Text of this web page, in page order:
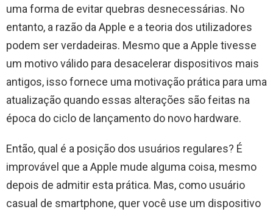
uma forma de evitar quebras desnecessárias. No
entanto, a razão da Apple e a teoria dos utilizadores
podem ser verdadeiras. Mesmo que a Apple tivesse
um motivo válido para desacelerar dispositivos mais
antigos, isso fornece uma motivação prática para uma
atualização quando essas alterações são feitas na
época do ciclo de lançamento do novo hardware.
Então, qual é a posição dos usuários regulares? É
improvável que a Apple mude alguma coisa, mesmo
depois de admitir esta prática. Mas, como usuário
casual de smartphone, quer você use um dispositivo